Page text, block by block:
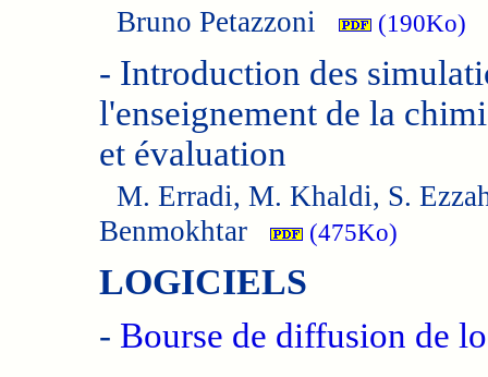
Bruno Petazzoni (190Ko)
- Introduction des
l'enseignement de la
et évaluation
M. Erradi, M. Khaldi, S.
Benmokhtar
(475Ko)
LOGICIELS
- Bourse de diffusion de